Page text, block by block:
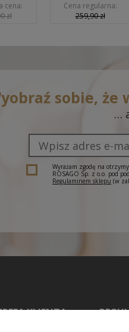
cena:
zł
Cena regularna:
259,90 zł
sobie, że
…
Wyrażam zgodę na
ROSAGO Sp. z o.o. pod
Regulaminem sklepu (w
KLIENTA